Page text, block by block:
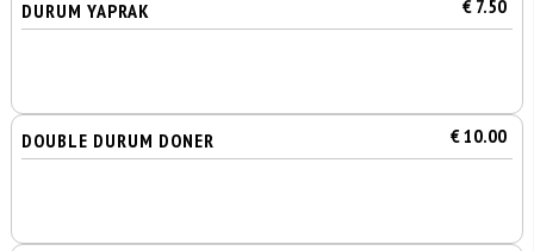
DURUM YAPRAK € 7.50
DOUBLE DURUM DONER € 10.00